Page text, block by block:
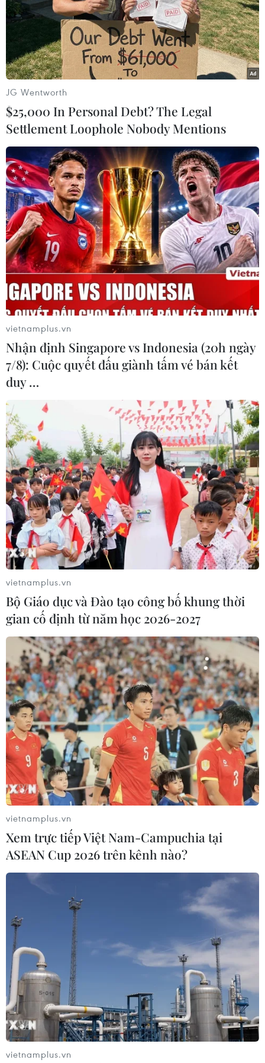
hệ thống lưu trữ có độ bảo mật cao. Đặc biệt, với
công nghệ hiện nay, khả năng lưu trữ dữ liệu sẽ
được thực hiện ở cả hai loại định dạng hình ảnh
2D và 3D cũng như lưu trữ hình ảnh từ các
nguồn thu khác nhau./.
(Vietnam+)
#Bệnh viện Nhi Trung ương
#Phẫu thuật nang ống mật chủ
#Phẫu thuật nội soi Robot
#Bệnh lý nang ống mật chủ
Theo dõi VietnamPlus
TIN LIÊN QUAN
Phối hợp phòng bệnh truyền nhiễm giữa
các địa phương chung biên giới
15/11/2019 09:06
Toàn tỉnh Quảng Bình đã có gần 8.000 người nhiễm
bệnh sốt xuất huyết, trong đó có 3 người chết; riêng
huyện Bố Trạch có trên 1.600 ca, xuất hiện ở 29 xã trên
địa bàn.
Thuốc lá điện tử có công dụng cai thuốc
JG Wentworth
$25,000 In Personal Debt? The Legal
Settlement Loophole Nobody Mentions
vietnamplus.vn
Nhận định Singapore vs Indonesia (20h ngày
7/8): Cuộc quyết đấu giành tấm vé bán kết
duy …
vietnamplus.vn
Bộ Giáo dục và Đào tạo công bố khung thời
gian cố định từ năm học 2026-2027
vietnamplus.vn
Xem trực tiếp Việt Nam-Campuchia tại
ASEAN Cup 2026 trên kênh nào?
vietnamplus.vn